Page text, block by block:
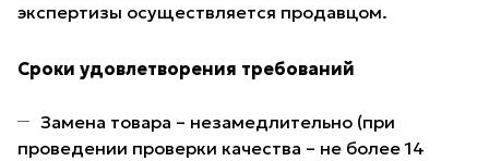
экспертизы осуществляется продавцом.
Сроки удовлетворения требований
Замена товара – незамедлительно (при
проведении проверки качества – не более 14